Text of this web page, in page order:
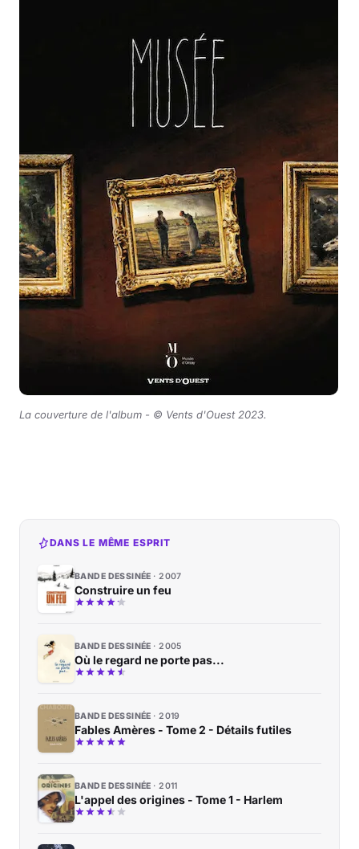
La couverture de l'album - © Vents d'Ouest 2023.
DANS LE MÊME ESPRIT
BANDE DESSINÉE 2007
Construire un feu
BANDE DESSINÉE 2005
Où le regard ne porte pas...
BANDE DESSINÉE 2019
Fables Amères - Tome 2 - Détails futiles
BANDE DESSINÉE 2011
L'appel des origines - Tome 1 - Harlem